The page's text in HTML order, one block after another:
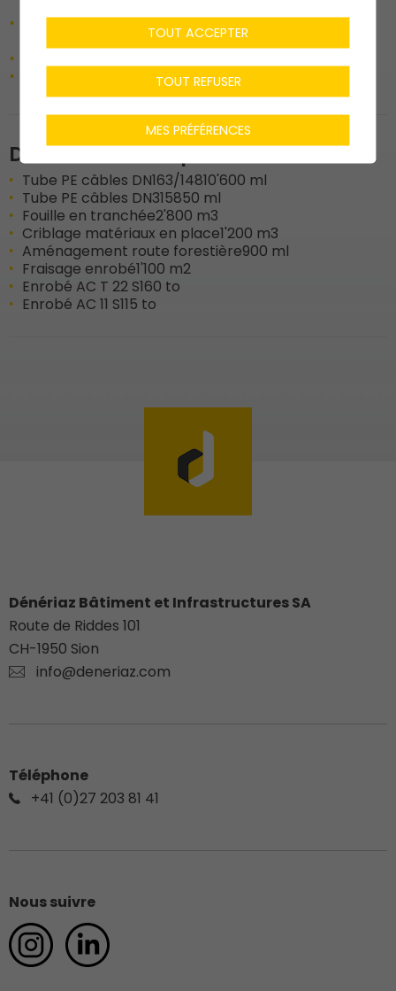
Construction de 2 ouvrages de franchissement,
passerelle et ravine
Réfection d'enrobé bitumineux
Données techniques
Tube PE câbles DN163/14810'600 ml
Tube PE câbles DN315850 ml
Fouille en tranchée2'800 m3
Criblage matériaux en place1'200 m3
Aménagement route forestière900 ml
Fraisage enrobé1'100 m2
Enrobé AC T 22 S160 to
Enrobé AC 11 S115 to
Dénériaz Bâtiment et Infrastructures SA
Route de Riddes 101
CH-1950 Sion
info@deneriaz.com
Téléphone
+41 (0)27 203 81 41
Nous suivre
TOUT ACCEPTER
TOUT REFUSER
MES PRÉFÉRENCES